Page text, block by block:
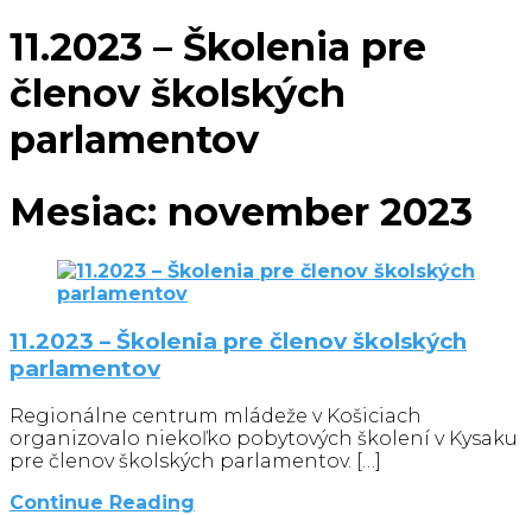
11.2023 – Školenia pre
členov školských
parlamentov
Mesiac: november 2023
11.2023 – Školenia pre členov školských
parlamentov
Regionálne centrum mládeže v Košiciach
organizovalo niekoľko pobytových školení v Kysaku
pre členov školských parlamentov. […]
Continue Reading